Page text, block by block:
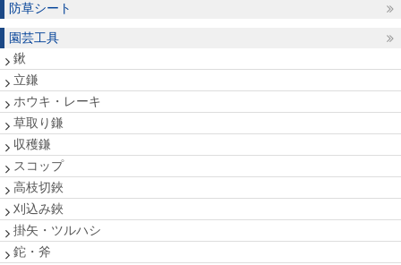
防草シート
園芸工具
鍬
立鎌
ホウキ・レーキ
草取り鎌
収穫鎌
スコップ
高枝切鋏
刈込み鋏
掛矢・ツルハシ
鉈・斧